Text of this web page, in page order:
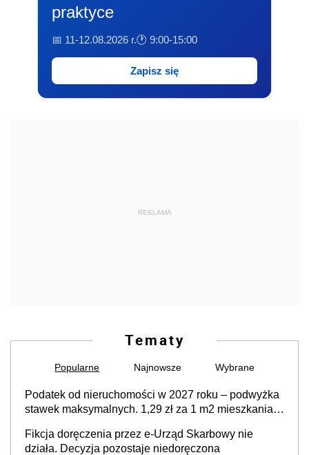
praktyce
📅 11-12.08.2026 r.🕐 9:00-15:00
Zapisz się
REKLAMA
Tematy
Popularne Najnowsze Wybrane
Podatek od nieruchomości w 2027 roku – podwyżka
stawek maksymalnych. 1,29 zł za 1 m2 mieszkania,
prowadzeniem działalności gospodarczej
Fikcja doręczenia przez e-Urząd Skarbowy nie
działa. Decyzja pozostaje niedoręczona